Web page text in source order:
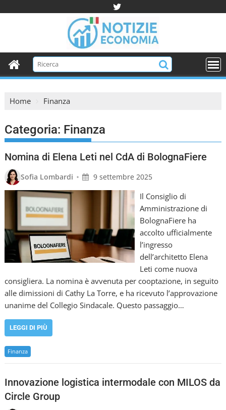
t
c
Home Finanza
Categoria: Finanza
Nomina di Elena Leti nel CdA di BolognaFiere
Sofia Lombardi • 9 settembre 2025
Il Consiglio di
Amministrazione di
BolognaFiere ha
accolto ufficialmente
l’ingresso
dell’architetto Elena
Leti come nuova
consigliera. La nomina è avvenuta per cooptazione, in seguito
alle dimissioni di Cathy La Torre, e ha ricevuto l’approvazione
unanime del Collegio Sindacale. Questo passaggio…
LEGGI DI PIÙ
Finanza
Innovazione logistica intermodale con MILOS da
Circle Group